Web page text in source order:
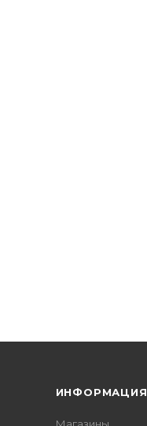
ИНФОРМАЦИЯ